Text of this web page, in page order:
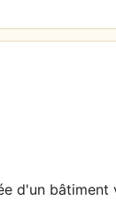
d'un bâtiment